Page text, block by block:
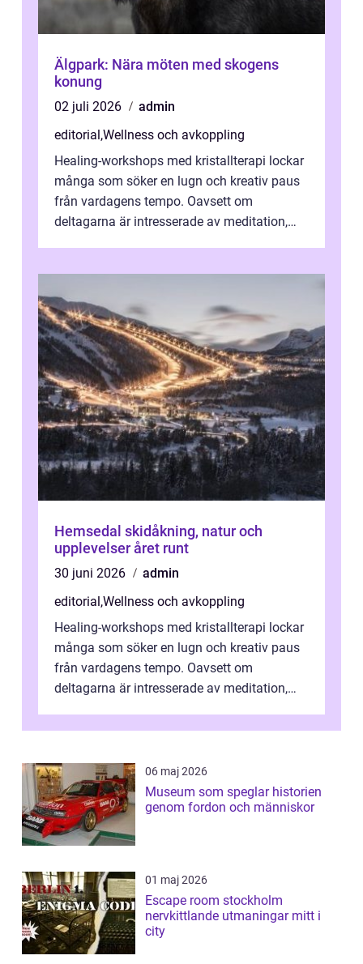
Älgpark: Nära möten med skogens
konung
02 juli 2026
admin
editorial ,Wellness och avkoppling
Healing-workshops med kristallterapi lockar
många som söker en lugn och kreativ paus
från vardagens tempo. Oavsett om
deltagarna är intresserade av meditation,
Hemsedal skidåkning, natur och
upplevelser året runt
30 juni 2026
admin
editorial ,Wellness och avkoppling
Healing-workshops med kristallterapi lockar
många som söker en lugn och kreativ paus
från vardagens tempo. Oavsett om
deltagarna är intresserade av meditation,
06 maj 2026
Museum som speglar historien
genom fordon och människor
01 maj 2026
Escape room stockholm
nervkittlande utmaningar mitt i
city